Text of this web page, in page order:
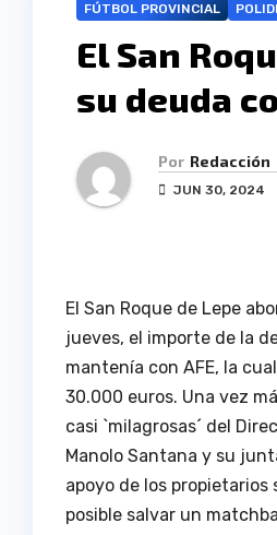
FÚTBOL PROVINCIAL
El San
su deuda
Por Redacción
JUN 30, 2024
El San Roque de Lepe
jueves, el importe de la
mantenía con AFE, la
30.000 euros. Una vez
casi `milagrosas´ del
Manolo Santana y su
apoyo de los propietarios
posible salvar un